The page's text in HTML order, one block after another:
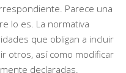
Parece una
lo es. La normativa
que obligan a incluir
otros, así como modificar
declaradas.